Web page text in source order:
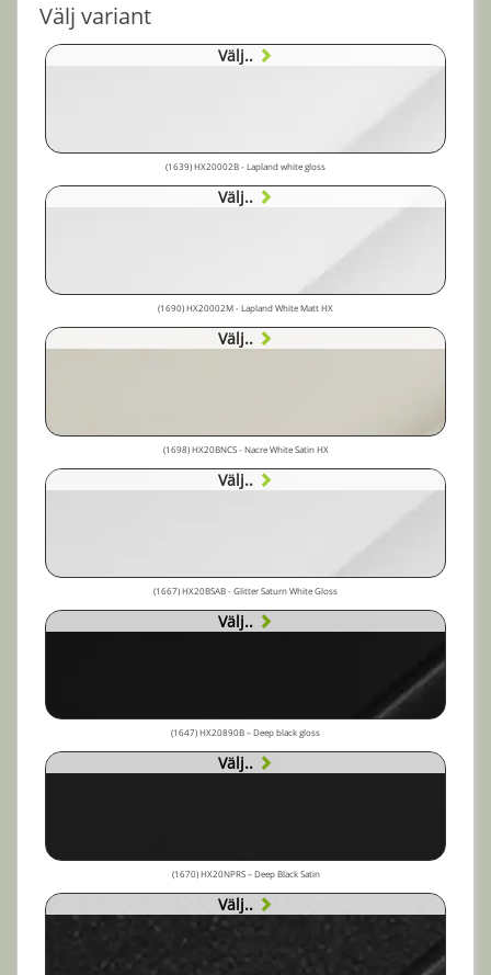
Välj variant
Välj..
(1639) HX20002B - Lapland white gloss
Välj..
(1690) HX20002M - Lapland White Matt HX
Välj..
(1698) HX20BNCS - Nacre White Satin HX
Välj..
(1667) HX20BSAB - Glitter Saturn White Gloss
Välj..
(1647) HX20890B – Deep black gloss
Välj..
(1670) HX20NPRS – Deep Black Satin
Välj..